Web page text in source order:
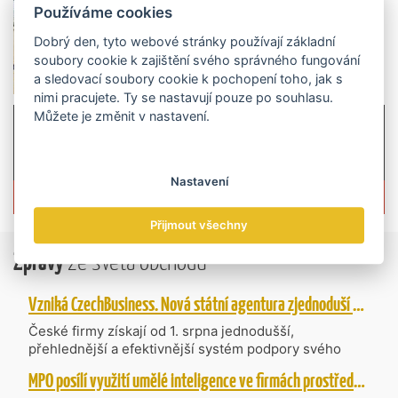
Zprávyze světa obchodu
Vzniká CzechBusiness. Nová státní agentura zjednoduší podporu českých firem
České firmy získají od 1. srpna jednodušší,
přehlednější a efektivnější systém podpory svého
CzechBusiness, která propojuje dosavadní
MPO posílí využití umělé inteligence ve firmách prostřednictvím 40 projektů z programu TWIST
Používáme cookies
Dobrý den, tyto webové stránky používají základní
soubory cookie k zajištění svého správného fungování
a sledovací soubory cookie k pochopení toho, jak s
nimi pracujete. Ty se nastavují pouze po souhlasu.
Můžete je změnit v nastavení.
Nastavení
Přijmout všechny